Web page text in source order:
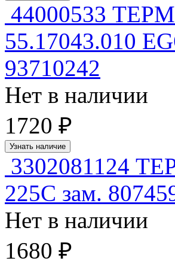
44000533
55.17043.010
93710242
Нет в наличии
1720 ₽
Узнать наличие
3302081124
225C зам.
Нет в наличии
1680 ₽